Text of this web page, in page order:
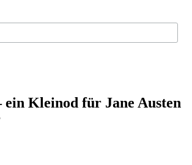
ein Kleinod für Jane Austen